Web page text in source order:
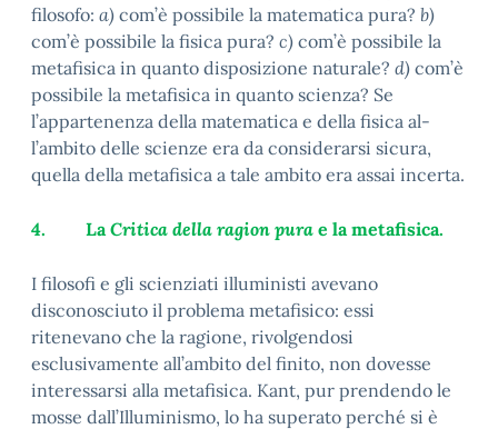
filosofo: a) com’è possibile la matematica pura? b)
com’è possibile la fisica pura? c) com’è possibile la
metafisica in quanto disposizione naturale? d) com’è
possibile la metafisica in quanto scienza? Se
l’appartenenza della matematica e della fisica al-
l’ambito delle scienze era da considerarsi sicura,
quella della metafisica a tale ambito era assai incerta.
4. LaCritica della ragion pura e la metafisica.
I filosofi e gli scienziati illuministi avevano
disconosciuto il problema metafisico: essi
ritenevano che la ragione, rivolgendosi
esclusivamente all’ambito del finito, non dovesse
interessarsi alla metafisica. Kant, pur prendendo le
mosse dall’Illuminismo, lo ha superato perché si è